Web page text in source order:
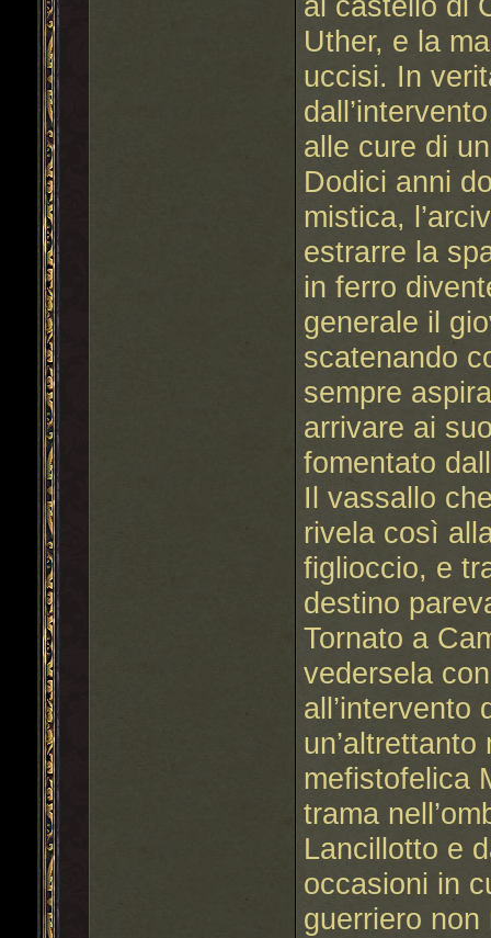
Uther, e la
uccisi. In
alle cure di
Dodici anni
mistica,
estrarre la
in ferro
generale il
scatenando
sempre
arrivare ai
fomentato
Il vassallo
rivela così
figlioccio, e
destino
Tornato a
vedersela
all’intervento
mefistofelica
trama
Lancillotto e
occasioni in
guerriero